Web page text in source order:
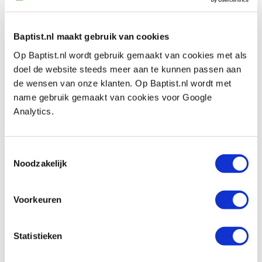
Baptist.nl maakt gebruik van cookies
Op Baptist.nl wordt gebruik gemaakt van cookies met als
doel de website steeds meer aan te kunnen passen aan
de wensen van onze klanten. Op Baptist.nl wordt met
name gebruik gemaakt van cookies voor Google
Analytics.
Noodzakelijk
Voorkeuren
Statistieken
€ 18,65 incl. btw
€ 15,41 excl. btw
Op voorraad
Vergelijken
snelspanner STC-HH50